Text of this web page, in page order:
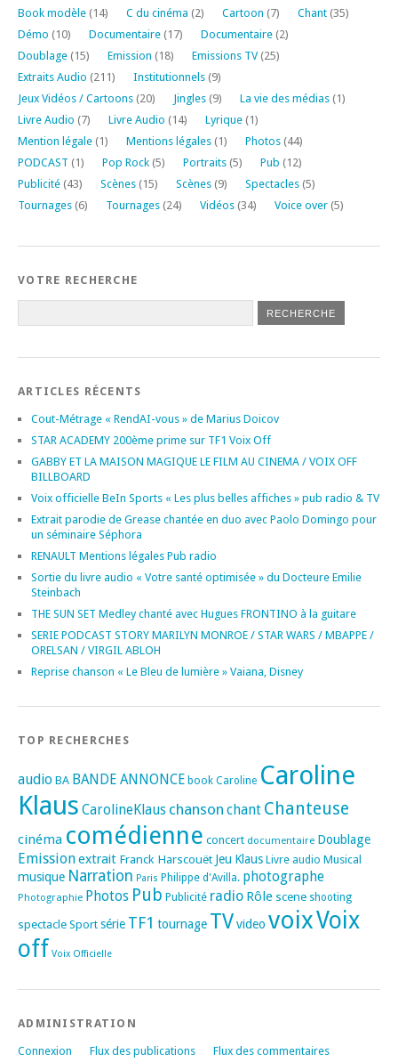
Book modèle (14) C du cinéma (2) Cartoon (7) Chant (35)
Démo (10) Documentaire (17) Documentaire (2)
Doublage (15) Emission (18) Emissions TV(25)
Extraits Audio (211) Institutionnels (9)
Jeux Vidéos / Cartoons (20) Jingles (9) La vie des médias (1)
Livre Audio (7) Livre Audio (14) Lyrique (1)
Mention légale (1) Mentions légales (1) Photos (44)
PODCAST (1) Pop Rock (5) Portraits (5) Pub (12)
Publicité (43) Scènes (15) Scènes (9) Spectacles (5)
Tournages (6) Tournages (24) Vidéos (34) Voice over (5)
VOTRE RECHERCHE
ARTICLES RÉCENTS
Cout-Métrage « RendAI-vous » de Marius Doicov
STAR ACADEMY 200ème prime sur TF1 Voix Off
GABBY ET LA MAISON MAGIQUE LE FILM AU CINEMA / VOIX OFF
BILLBOARD
Voix officielle BeIn Sports « Les plus belles affiches » pub radio & TV
Extrait parodie de Grease chantée en duo avec Paolo Domingo pour
un séminaire Séphora
RENAULT Mentions légales Pub radio
Sortie du livre audio « Votre santé optimisée » du Docteure Emilie
Steinbach
THE SUN SET Medley chanté avec Hugues FRONTINO à la guitare
SERIE PODCAST STORY MARILYN MONROE / STAR WARS / MBAPPE /
ORELSAN / VIRGIL ABLOH
Reprise chanson « Le Bleu de lumière » Vaiana, Disney
TOP RECHERCHES
audio BA BANDE ANNONCE book Caroline Caroline
Klaus CarolineKlaus chanson chant Chanteuse
cinéma comédienne concert documentaire Doublage
Emissionextrait Franck Harscouët Jeu Klaus Livre audio Musical
musique Narration Paris Philippe d'Avilla. photographe
Photographie Photos Pub Publicité radio Rôle scene shooting
spectacle Sport série TF1 tournage TVvideo voixVoix
off Voix Officielle
ADMINISTRATION
Connexion Flux des publications Flux des commentaires